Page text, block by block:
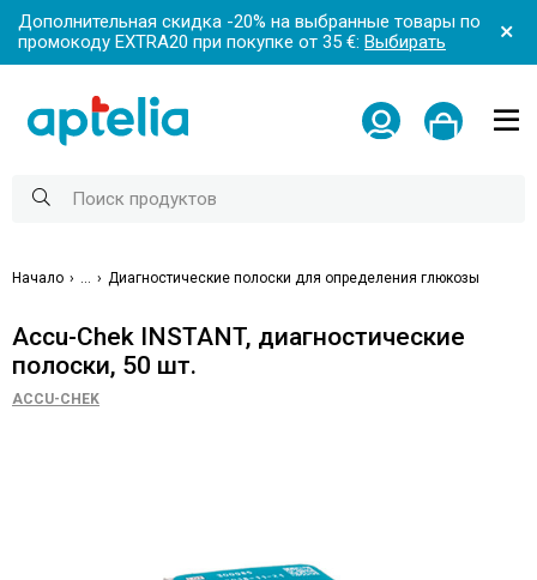
Дополнительная скидка -20% на выбранные товары по
промокоду EXTRA20 при покупке от 35 €: Выбирать
Начало Диагностические полоски для определения глюкозы
Accu-Chek INSTANT, диагностические
полоски, 50 шт.
ACCU-CHEK